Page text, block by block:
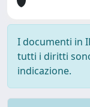
I documenti in
tutti i diritti
indicazione.